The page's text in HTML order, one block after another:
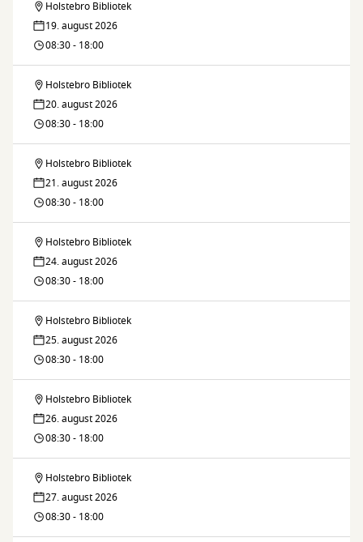
venner
med
naturen
Legedalen
–
venner
med
naturen
Holstebro Bibliotek
19. august 2026
08:30 - 18:00
Legedalen
–
venner
med
naturen
Holstebro Bibliotek
20. august 2026
08:30 - 18:00
Legedalen
–
venner
med
naturen
Holstebro Bibliotek
21. august 2026
08:30 - 18:00
Legedalen
–
venner
med
naturen
Holstebro Bibliotek
24. august 2026
08:30 - 18:00
Legedalen
–
venner
med
naturen
Holstebro Bibliotek
25. august 2026
08:30 - 18:00
Legedalen
–
venner
med
Holstebro Bibliotek
26. august 2026
08:30 - 18:00
Legedalen
–
Holstebro Bibliotek
27. august 2026
08:30 - 18:00